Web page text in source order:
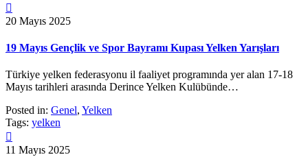

20 Mayıs 2025
19 Mayıs Gençlik ve Spor Bayramı Kupası Yelken Yarışları
Türkiye yelken federasyonu il faaliyet programında yer alan 17-18
Mayıs tarihleri arasında Derince Yelken Kulübünde…
Posted in: Genel, Yelken
Tags: yelken

11 Mayıs 2025